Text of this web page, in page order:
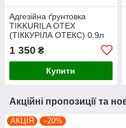
Адгезійна ґрунтовка
TIKKURILA OTEX
(ТІККУРІЛА ОТЕКС) 0.9л
1 350 ₴
Купити
Акційні пропозиції та
АКЦІЯ –20%